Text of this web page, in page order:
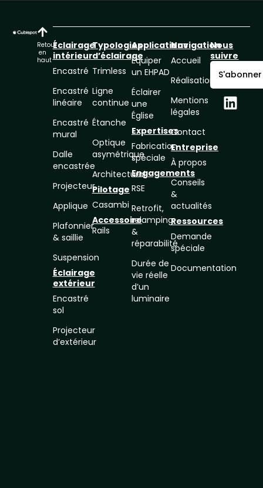
Éclairage
intérieur
Encastré
Encastré
linéaire
Encastré
mural
Dalle
encastrée
Projecteur
Applique
Plafonnier
& saillie
Suspension
Éclairage
extérieur
Encastré
sol
Projecteur
d’extérieur
Typologies
d’éclairage
Trimless
Ligne
continue
Étanche
Optique
asymétrique
Architectural
Pilotage
Casambi
Accessoire
Rails
Applications
Équiper
un EHPAD
Éclairer
une
Église
Expertises
Fabrication
spéciale
Engagements
RSE
Retrofit,
relamping
&
réparabilité
Durée de
vie réelle
d’un
luminaire
Navigation
Accueil
Réalisations
Mentions
légales
Contact
Entreprise
À propos
Conseils
&
actualités
Ressources
Demande
spéciale
Documentation
S'abonner
Nous
suivre
Retour
en
haut